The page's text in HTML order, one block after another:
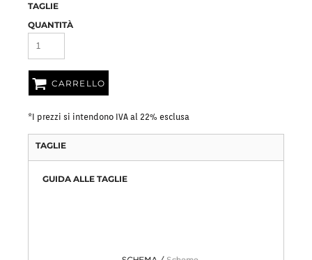
TAGLIE
QUANTITÀ
CARRELLO
*I prezzi si intendono IVA al 22% esclusa
TAGLIE
GUIDA ALLE TAGLIE